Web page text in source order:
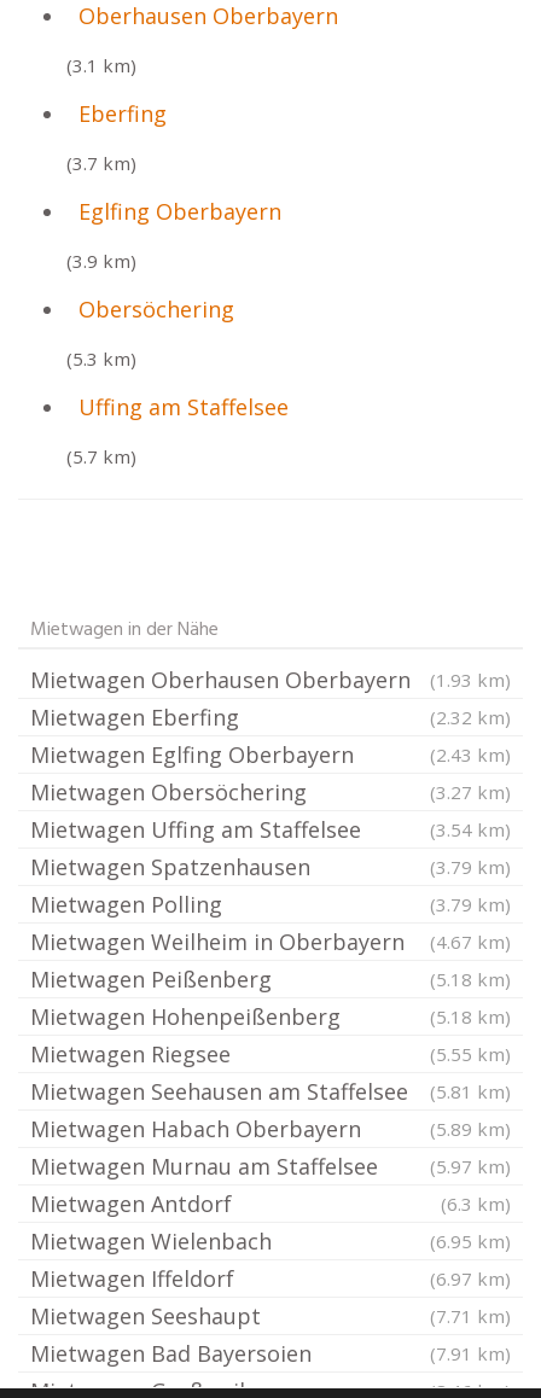
Oberhausen Oberbayern
(3.1 km)
Eberfing
(3.7 km)
Eglfing Oberbayern
(3.9 km)
Obersöchering
(5.3 km)
Uffing am Staffelsee
(5.7 km)
Mietwagen in der Nähe
Mietwagen Oberhausen Oberbayern (1.93 km)
Mietwagen Eberfing (2.32 km)
Mietwagen Eglfing Oberbayern (2.43 km)
Mietwagen Obersöchering (3.27 km)
Mietwagen Uffing am Staffelsee (3.54 km)
Mietwagen Spatzenhausen (3.79 km)
Mietwagen Polling (3.79 km)
Mietwagen Weilheim in Oberbayern (4.67 km)
Mietwagen Peißenberg (5.18 km)
Mietwagen Hohenpeißenberg (5.18 km)
Mietwagen Riegsee (5.55 km)
Mietwagen Seehausen am Staffelsee (5.81 km)
Mietwagen Habach Oberbayern (5.89 km)
Mietwagen Murnau am Staffelsee (5.97 km)
Mietwagen Antdorf (6.3 km)
Mietwagen Wielenbach (6.95 km)
Mietwagen Iffeldorf (6.97 km)
Mietwagen Seeshaupt (7.71 km)
Mietwagen Bad Bayersoien (7.91 km)
Mietwagen Großweil (8.46 km)